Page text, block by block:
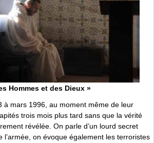
Hommes et des Dieux »
à mars 1996, au moment même de leur
trois mois plus tard sans que la vérité
révélée. On parle d’un lourd secret
l’armée, on évoque également les terroristes